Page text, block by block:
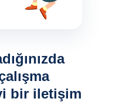
bir iletişim